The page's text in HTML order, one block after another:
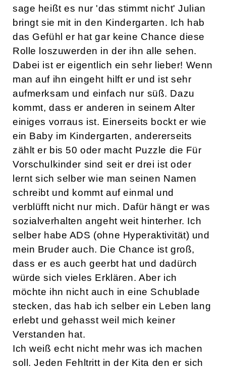
sage heißt es nur 'das stimmt nicht' Julian
bringt sie mit in den Kindergarten. Ich hab
das Gefühl er hat gar keine Chance diese
Rolle loszuwerden in der ihn alle sehen.
Dabei ist er eigentlich ein sehr lieber! Wenn
man auf ihn eingeht hilft er und ist sehr
aufmerksam und einfach nur süß. Dazu
kommt, dass er anderen in seinem Alter
einiges vorraus ist. Einerseits bockt er wie
ein Baby im Kindergarten, andererseits
zählt er bis 50 oder macht Puzzle die Für
Vorschulkinder sind seit er drei ist oder
lernt sich selber wie man seinen Namen
schreibt und kommt auf einmal und
verblüfft nicht nur mich. Dafür hängt er was
sozialverhalten angeht weit hinterher. Ich
selber habe ADS (ohne Hyperaktivität) und
mein Bruder auch. Die Chance ist groß,
dass er es auch geerbt hat und dadürch
würde sich vieles Erklären. Aber ich
möchte ihn nicht auch in eine Schublade
stecken, das hab ich selber ein Leben lang
erlebt und gehasst weil mich keiner
Verstanden hat.
Ich weiß echt nicht mehr was ich machen
soll. Jeden Fehltritt in der Kita den er sich